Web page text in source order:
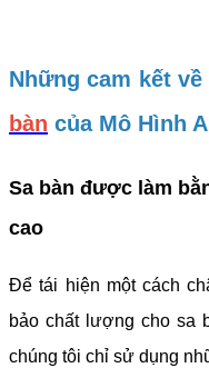
Những cam kết
bàn của Mô Hình
Sa bàn được làm
cao
Để tái hiện một cách
bảo chất lượng cho sa
chúng tôi chỉ sử dụng